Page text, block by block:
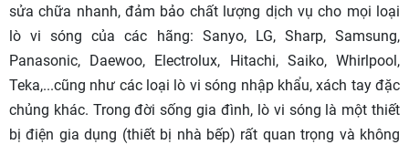
sửa chữa nhanh, đảm bảo chất lượng dịch vụ cho mọi loại
lò vi sóng của các hãng: Sanyo, LG, Sharp, Samsung,
Panasonic, Daewoo, Electrolux, Hitachi, Saiko, Whirlpool,
Teka,...cũng như các loại lò vi sóng nhập khẩu, xách tay đặc
chủng khác. Trong đời sống gia đình, lò vi sóng là một thiết
bị điện gia dụng (thiết bị nhà bếp) rất quan trọng và không